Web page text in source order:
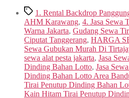
Tags1. Rental Backdrop
AHM Karawang, 4. Jasa Sewa
Warna Jakarta, Gudang Sewa
Ciputat Tanggerang, HARGA
Sewa Gubukan Murah Di
sewa alat pesta jakarta, Jasa
Dinding Bahan Lotto, Jasa
Dinding Bahan Lotto Area
Tirai Penutup Dinding Bahan
Kain Hitam Tirai Penutup